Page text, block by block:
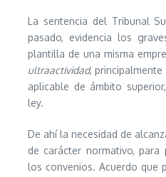
La sentencia del Tribunal
pasado, evidencia los
plantilla de una misma
ultraactividad,
aplicable de ámbito
ley.
De ahí la necesidad de
de carácter normativo, para
los convenios. Acuerdo que